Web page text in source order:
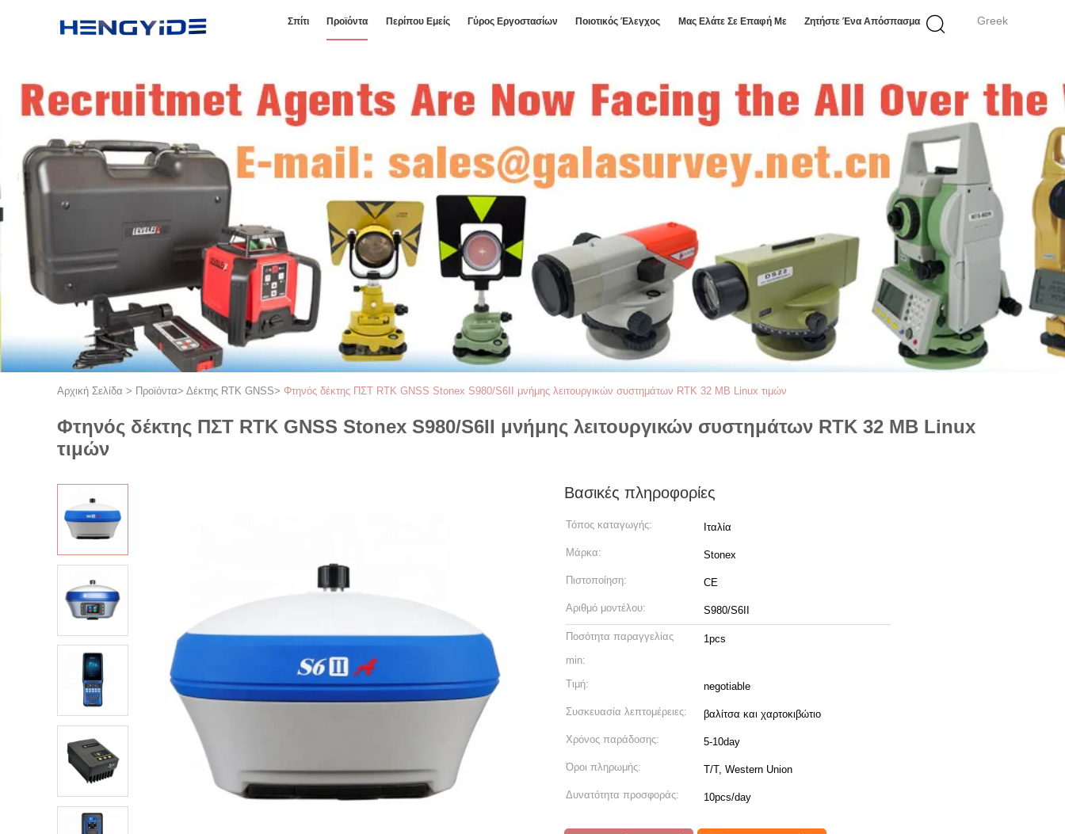
Greek
Σπίτι Προϊόντα Περίπου Εμείς Γύρος Εργοστασίων Ποιοτικός Έλεγχος Μας Ελάτε Σε Επαφή Με Ζητήστε Ένα Απόσπασμα
Αρχική Σελίδα > Προϊόντα> Δέκτης RTK GNSS> Φτηνός δέκτης ΠΣΤ RTK GNSS Stonex S980/S6II μνήμης λειτουργικών συστημάτων RTK 32 ΜΒ Linux τιμών
Φτηνός δέκτης ΠΣΤ RTK GNSS Stonex S980/S6II μνήμης λειτουργικών συστημάτων RTK 32 ΜΒ Linux
τιμών
Βασικές πληροφορίες
Τόπος καταγωγής: Ιταλία
Μάρκα: Stonex
Πιστοποίηση: CE
Αριθμό μοντέλου: S980/S6II
Ποσότητα παραγγελίας
min:
1pcs
Τιμή: negotiable
Συσκευασία λεπτομέρειες: βαλίτσα και χαρτοκιβώτιο
Χρόνος παράδοσης: 5-10day
Όροι πληρωμής: T/T, Western Union
Δυνατότητα προσφοράς: 10pcs/day